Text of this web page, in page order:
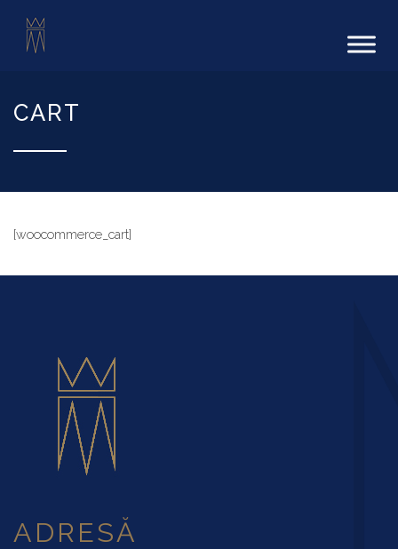
CART
[woocommerce_cart]
ADRESĂ